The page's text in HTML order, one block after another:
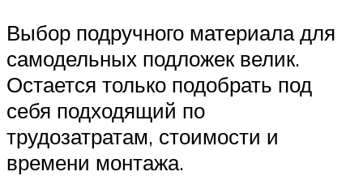
Выбор подручного материала для
самодельных подложек велик.
Остается только подобрать под
себя подходящий по
трудозатратам, стоимости и
времени монтажа.